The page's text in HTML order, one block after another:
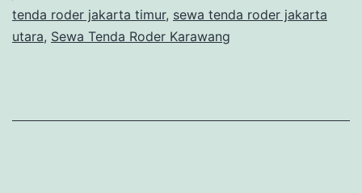
tenda roder jakarta timur, sewa tenda roder jakarta
utara, Sewa Tenda Roder Karawang